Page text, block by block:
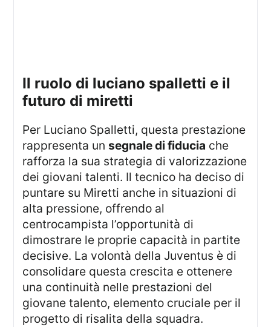
il ruolo di luciano spalletti e il
futuro di miretti
Per Luciano Spalletti, questa prestazione
rappresenta unsegnale di fiducia che
rafforza la sua strategia di valorizzazione
dei giovani talenti. Il tecnico ha deciso di
puntare su Miretti anche in situazioni di
alta pressione, offrendo al
centrocampista l’opportunità di
dimostrare le proprie capacità in partite
decisive. La volontà della Juventus è di
consolidare questa crescita e ottenere
una continuità nelle prestazioni del
giovane talento, elemento cruciale per il
progetto di risalita della squadra.